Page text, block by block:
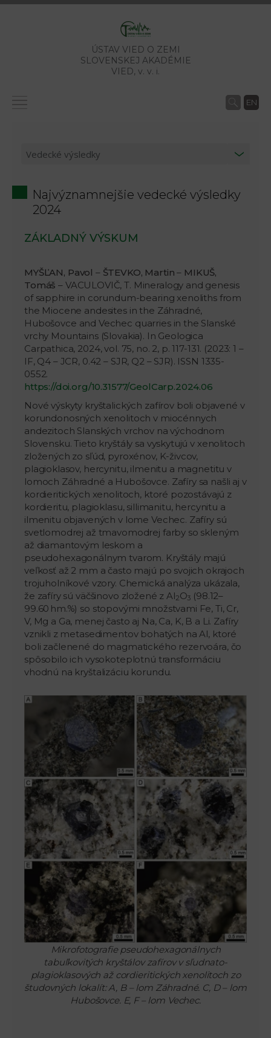
ÚSTAV VIED O ZEMI
SLOVENSKEJ AKADÉMIE
VIED, v. v. i.
EN
Najvýznamnejšie vedecké výsledky
2024
ZÁKLADNÝ VÝSKUM
MYŠĽAN, Pavol – ŠTEVKO, Martin – MIKUŠ,
Tomáš – VACULOVIČ, T. Mineralogy and genesis
of sapphire in corundum-bearing xenoliths from
the Miocene andesites in the Záhradné,
Hubošovce and Vechec quarries in the Slanské
vrchy Mountains (Slovakia). In Geologica
Carpathica, 2024, vol. 75, no. 2, p. 117-131. (2023: 1 –
IF, Q4 – JCR, 0.42 – SJR, Q2 – SJR). ISSN 1335-
0552.
https://doi.org/10.31577/GeolCarp.2024.06
Nové výskyty kryštalických zafírov boli objavené v
korundonosných xenolitoch v miocénnych
andezitoch Slanských vrchov na východnom
Slovensku. Tieto kryštály sa vyskytujú v xenolitoch
zložených zo sľúd, pyroxénov, K-živcov,
plagioklasov, hercynitu, ilmenitu a magnetitu v
lomoch Záhradné a Hubošovce. Zafíry sa našli aj v
kordieritických xenolitoch, ktoré pozostávajú z
kordieritu, plagioklasu, sillimanitu, hercynitu a
ilmenitu objavených v lome Vechec. Zafíry sú
svetlomodrej až tmavomodrej farby so skleným
až diamantovým leskom a
pseudohexagonálnym tvarom. Kryštály majú
veľkosť až 2 mm a často majú po svojich okrajoch
trojuholníkové vzory. Chemická analýza ukázala,
že zafíry sú väčšinovo zložené z Al2O3 (98.12–
99.60 hm.%) so stopovými množstvami Fe, Ti, Cr,
V, Mg a Ga, menej často aj Na, Ca, K, B a Li. Zafíry
vznikli z metasedimentov bohatých na Al, ktoré
boli začlenené do magmatického rezervoára, čo
spôsobilo ich vysokoteplotnú transformáciu
vhodnú na kryštalizáciu korundu.
Mikrofotografie pseudohexagonálnych
tabuľkovitých kryštálov zafírov v sľudnato-
plagioklasových až cordieritických xenolitoch zo
študovných lokalít: A, B – lom Záhradné. C, D – lom
Hubošovce. E, F – lom Vechec.